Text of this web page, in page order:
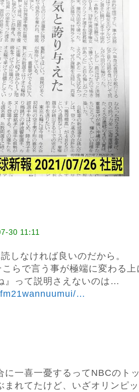
30 11:11
しなければ良いのだから。
らで言う事が極端に変わる上
』って説明さえないのは…
…
一喜一憂するってNBCのト
れてたけど、いざオリンピ